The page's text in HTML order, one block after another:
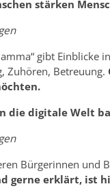
stärken
gibt Einblicke
Zuhören, Betreuung.
die digitale Welt
Bürgerinnen und
gerne erklärt, ist